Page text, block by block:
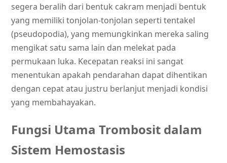
segera beralih dari bentuk cakram menjadi bentuk
yang memiliki tonjolan-tonjolan seperti tentakel
(pseudopodia), yang memungkinkan mereka saling
mengikat satu sama lain dan melekat pada
permukaan luka. Kecepatan reaksi ini sangat
menentukan apakah pendarahan dapat dihentikan
dengan cepat atau justru berlanjut menjadi kondisi
yang membahayakan.
Fungsi Utama Trombosit dalam
Sistem Hemostasis